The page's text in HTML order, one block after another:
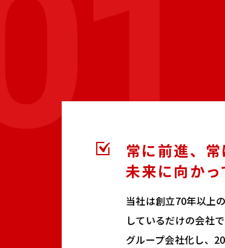
常に前進、常
未来に向かっ
当社は創立70年以上
しているだけの会社
グループ会社化し、